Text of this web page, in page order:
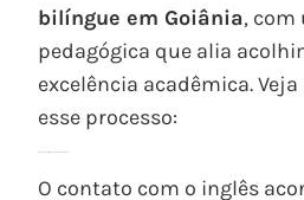
bilíngue em Goiânia, com
pedagógica que alia
excelência acadêmica.
esse processo:
O contato com o inglês